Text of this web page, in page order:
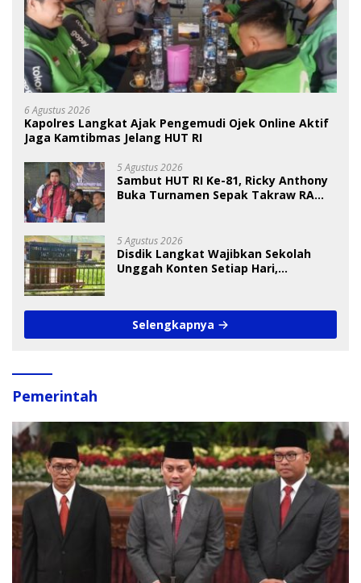
6 Agustus 2026
Kapolres Langkat Ajak Pengemudi Ojek Online Aktif
Jaga Kamtibmas Jelang HUT RI
5 Agustus 2026
Sambut HUT RI Ke-81, Ricky Anthony
Buka Turnamen Sepak Takraw RA
5 Agustus 2026
Disdik Langkat Wajibkan Sekolah
Unggah Konten Setiap Hari,
Selengkapnya
Pemerintah